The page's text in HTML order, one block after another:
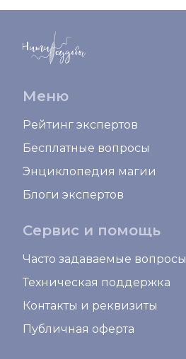
Меню
Рейтинг экспертов
Бесплатные вопросы
Энциклопедия магии
Блоги экспертов
Сервис и помощь
Часто задаваемые вопросы
Техническая поддержка
Контакты и реквизиты
Публичная оферта